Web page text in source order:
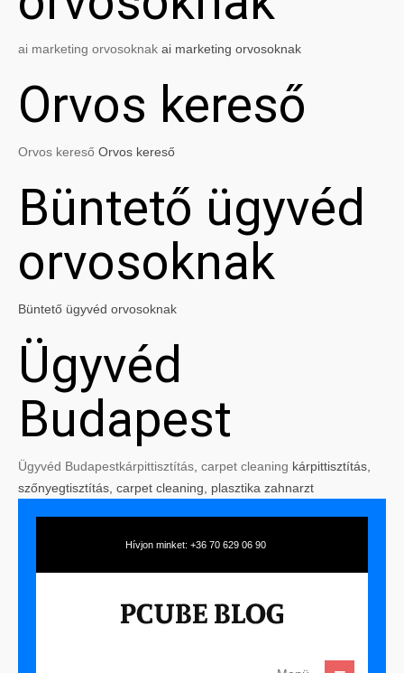
ai marketing orvosoknak ai marketing orvosoknak
Orvos kereső
Orvos kereső Orvos kereső
Büntető ügyvéd
orvosoknak
Büntető ügyvéd orvosoknak
Ügyvéd
Budapest
Ügyvéd Budapestkárpittisztítás carpet cleaning kárpittisztítás,
szőnyegtisztítás, carpet cleaning, plasztika zahnarzt
Hívjon minket: +36 70 629 06 90